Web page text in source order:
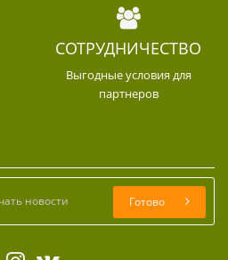
СОТРУДНИЧЕСТВО
Выгодные условия для
партнеров
Готово